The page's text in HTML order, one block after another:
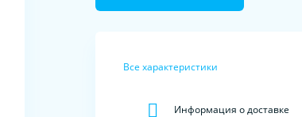
Все характеристики
Информация о доставке